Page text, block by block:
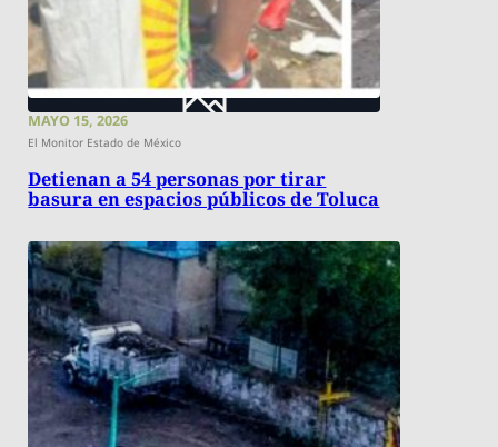
MAYO 15, 2026
El Monitor Estado de México
Detienan a 54 personas por tirar
basura en espacios públicos de Toluca